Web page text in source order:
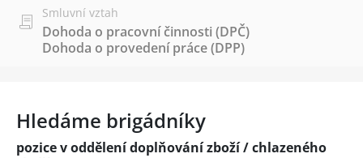
Smluvní vztah
Dohoda o pracovní činnosti (DPČ)
Dohoda o provedení práce (DPP)
Hledáme brigádníky
pozice v oddělení doplňování zboží / chlazeného